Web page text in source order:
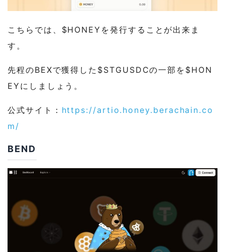
こちらでは、$HONEYを発行することが出来ま
す。
先程のBEXで獲得した$STGUSDCの一部を$HON
EYにしましょう。
公式サイト： https://artio.honey.berachain.co
m/
BEND